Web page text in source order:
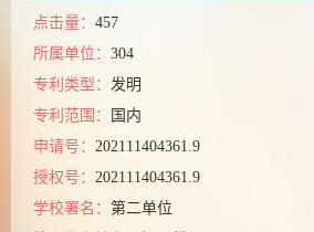
点击量： 457
所属单位： 304
专利类型： 发明
专利范围：
国内
申请号： 202111404361.9
授权号： 202111404361.9
学校署名： 第二单位